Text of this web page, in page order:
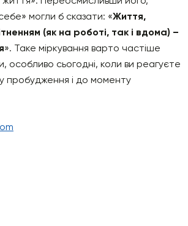
могли б сказати: «Життя,
(як на роботі, так і вдома) –
». Таке міркування варто частіше
особливо сьогодні, коли ви реагуєте
пробудження і до моменту